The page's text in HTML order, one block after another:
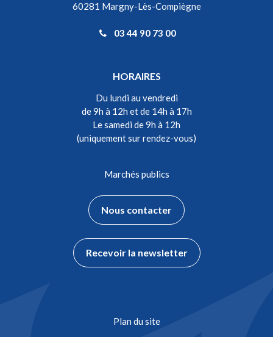
60281 Margny-Lès-Compiègne
03 44 90 73 00
HORAIRES
Du lundi au vendredi
de 9h à 12h et de 14h à 17h
Le samedi de 9h à 12h
(uniquement sur rendez-vous)
Marchés publics
Nous contacter
Recevoir la newsletter
Plan du site